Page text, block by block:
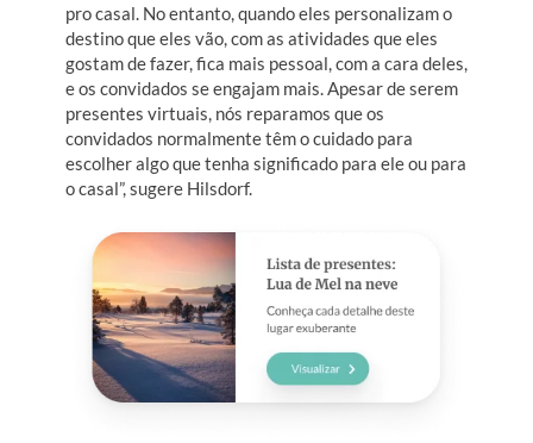
pro casal. No entanto, quando eles personalizam o
destino que eles vão, com as atividades que eles
gostam de fazer, fica mais pessoal, com a cara deles,
e os convidados se engajam mais. Apesar de serem
presentes virtuais, nós reparamos que os
convidados normalmente têm o cuidado para
escolher algo que tenha significado para ele ou para
o casal”, sugere Hilsdorf.